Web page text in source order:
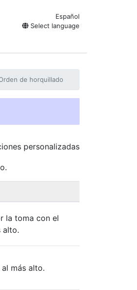
Español
Select language
de horquillado
personalizadas
la toma con el
alto.
más alto.